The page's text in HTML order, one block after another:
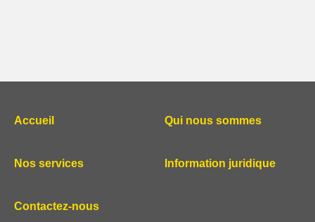
Accueil Qui nous sommes
Nos services Information juridique
Contactez-nous